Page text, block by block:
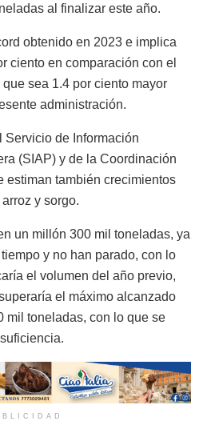
al finalizar este año.
obtenido en 2023 e implica
ciento en comparación con el
sea 1.4 por ciento mayor
administración.
Servicio de Información
(SIAP) y de la Coordinación
estiman también crecimientos
y sorgo.
un millón 300 mil toneladas, ya
y no han parado, con lo
el volumen del año previo,
el máximo alcanzado
mil toneladas, con lo que se